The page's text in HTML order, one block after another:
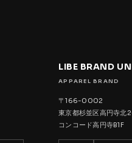
LIBE BRAND
APPAREL BRAND
〒166-0002
東京都杉並区高円寺北
コンコード高円寺B1F